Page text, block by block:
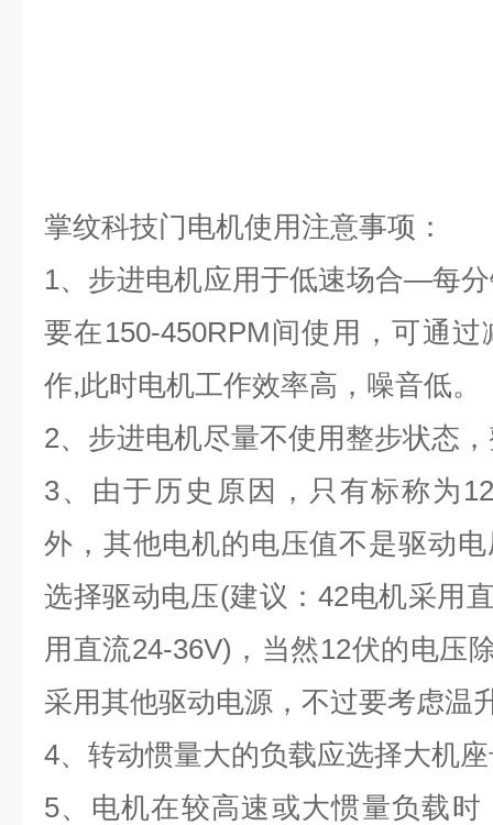
掌纹科技门电机使用注意事项：
1、步进电机应用于低速场合—每
要在150-450RPM间使用，可通
作,此时电机工作效率高，噪音低。
2、步进电机尽量不使用整步状态
3、由于历史原因，只有标称为
外，其他电机的电压值不是驱动
选择驱动电压(建议： 42电机采用
用直流24-36V) ，当然12伏的电压
采用其他驱动电源，不过要考虑温
4、转动惯量大的负载应选择大机
5、电机在较高速或大惯量负载